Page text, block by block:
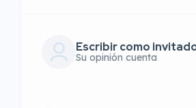
Escribir como
Su opinión cuenta